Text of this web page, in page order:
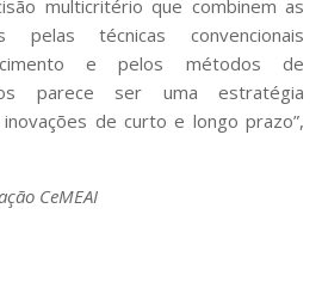
multicritério que combinem as
pelas técnicas convencionais
e pelos métodos de
parece ser uma estratégia
de curto e longo prazo”,
CeMEAI